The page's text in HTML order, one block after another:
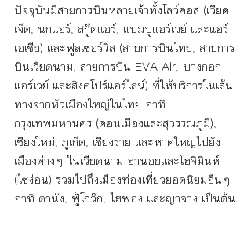
ปัจจุบันมีสายการบินหลายเจ้าทั้งโลว์คอส (เวียด
เจ็ต, นกแอร์, สกู๊ตแอร์, แบมบูแอร์เวย์ และแอร์
เอเชีย) และฟูลเซอร์วิส (สายการบินไทย, สายการ
บินเวียดนาม, สายการบิน EVA Air, บางกอก
แอร์เวย์ และสิงคโปร์แอร์ไลน์) ที่ให้บริการในเส้น
ทางจากหัวเมืองใหญ่ในไทย อาทิ
กรุงเทพมหานคร (ดอนเมืองและสุวรรณภูมิ),
เชียงใหม่, ภูเก็ต, เชียงราย และหาดใหญ่ไปยัง
เมืองต่างๆ ในเวียดนาม ฮานอยและโฮจิมินห์
(ไซ่ง่อน) รวมไปถึงเมืองท่องเที่ยวยอดนิยมอื่นๆ
อาทิ ดานัง, ฟู้โกว๊ก, ไฮฟอง และญาจาง เป็นต้น